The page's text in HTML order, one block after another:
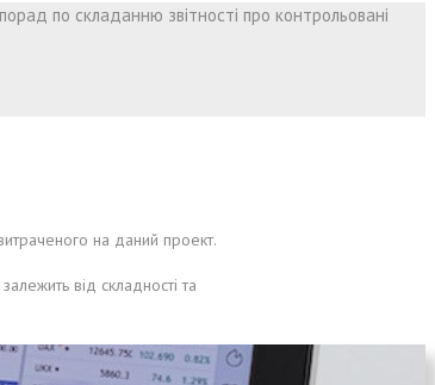
по складанню звітності про контрольовані
на даний проект.
від складності та